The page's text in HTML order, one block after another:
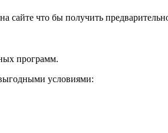
сайте что бы получить
программ.
условиями: